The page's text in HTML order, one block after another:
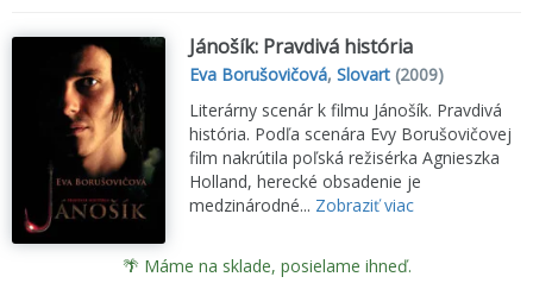
Jánošík: Pravdivá história
Eva Borušovičová,Slovart (2009)
Literárny scenár k filmu Jánošík. Pravdivá
história. Podľa scenára Evy Borušovičovej
film nakrútila poľská režisérka Agnieszka
Holland, herecké obsadenie je
medzinárodné... Zobraziť viac
🌴 Máme na sklade, posielame ihneď.